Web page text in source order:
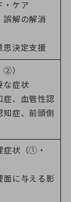
・ケア
誤解の解消
思決定支援
②）
な症状
症、血管性認
症、前頭側
症状（①・
面に与える影